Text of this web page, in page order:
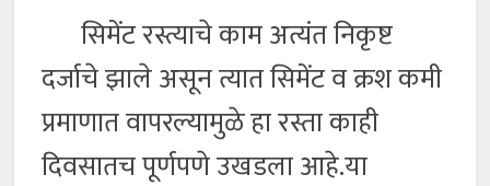
सिमेंट रस्त्याचे काम अत्यंत निकृष्ट
दर्जाचे झाले असून त्यात सिमेंट व क्रश कमी
प्रमाणात वापरल्यामुळे हा रस्ता काही
दिवसातच पूर्णपणे उखडला आहे.या